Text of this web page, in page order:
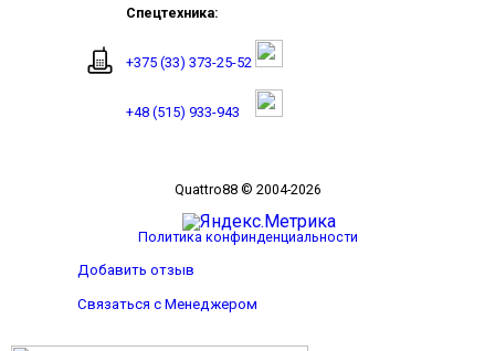
Спецтехника:
+375 (33) 373-25-52
+48 (515) 933-943
Quattro88 © 2004-2026
Политика конфинденциальности
Добавить отзыв
Связаться с Менеджером